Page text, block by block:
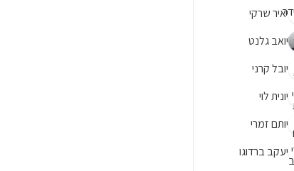
יאיר שרקי
יואב גלנט
יובל קרני
יונית לוי
יותם זמרי
יעקב ברדוגו